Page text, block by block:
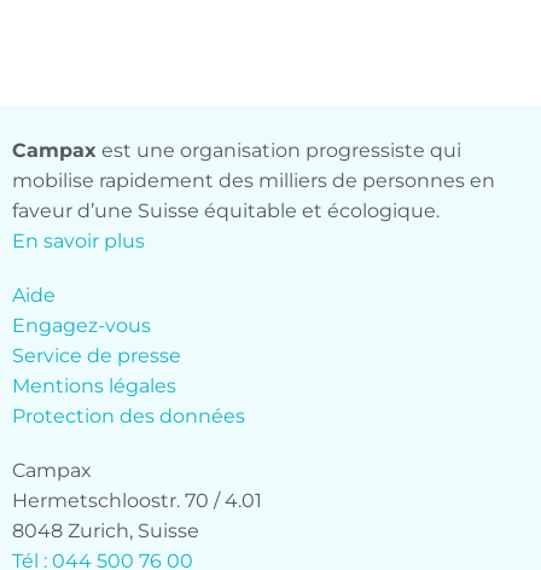
Campax est une organisation progressiste qui
mobilise rapidement des milliers de personnes en
faveur d’une Suisse équitable et écologique.
En savoir plus
Aide
Engagez-vous
Service de presse
Mentions légales
Protection des données
Campax
Hermetschloostr. 70 / 4.01
8048 Zurich, Suisse
Tél : 044 500 76 00